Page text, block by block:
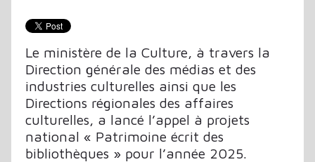
Le ministère de la Culture, à travers la
Direction générale des médias et des
industries culturelles ainsi que les
Directions régionales des affaires
culturelles, a lancé l’appel à projets
national « Patrimoine écrit des
bibliothèques » pour l’année 2025.